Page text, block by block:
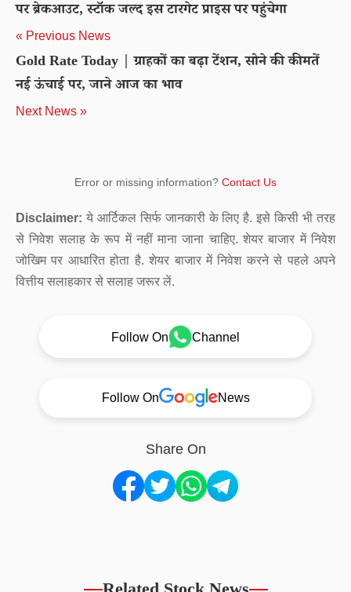
पर ब्रेकआउट, स्टॉक जल्द इस टारगेट प्राइस पर पहुंचेगा
« Previous News
Gold Rate Today | ग्राहकों का बढ़ा टेंशन, सोने की कीमतें
नई ऊंचाई पर, जाने आज का भाव
Next News »
Error or missing information? Contact Us
Disclaimer: ये आर्टिकल सिर्फ जानकारी के लिए है. इसे किसी भी तरह
से निवेश सलाह के रूप में नहीं माना जाना चाहिए. शेयर बाजार में निवेश
जोखिम पर आधारित होता है. शेयर बाजार में निवेश करने से पहले अपने
वित्तीय सलाहकार से सलाह जरूर लें.
Follow On Channel
Follow On News
Share On